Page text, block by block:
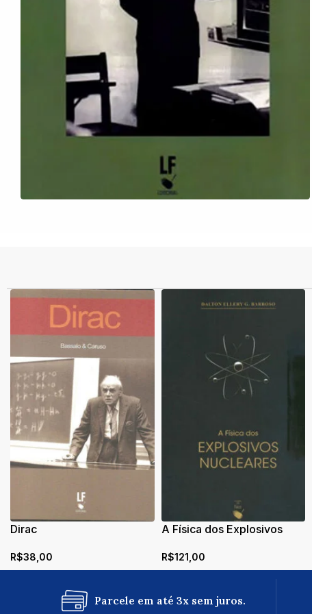
Dirac
R$38,00
A Física dos Explosivos
R$121,00
Parcele em até 3x sem juros.